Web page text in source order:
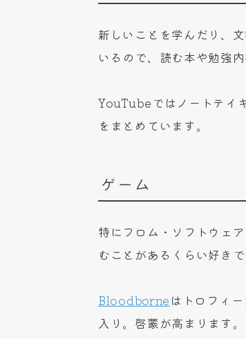
新しいことを学んだり、
いるので、読む本や勉強
YouTubeではノートテイ
をまとめています。
ゲーム
特にフロム・ソフトウェ
むことがあるくらい好きで
Bloodborne はトロフィ
入り。啓蒙が高まります。